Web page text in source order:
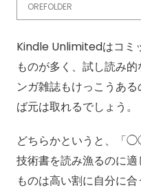
OREFOLDER
Kindle Unlimitedはコミ
ものが多く、試し読み
ンガ雑誌もけっこうあ
ば元は取れるでしょう。
どちらかというと、「
技術書を読み漁るのに
ものは高い割に自分に